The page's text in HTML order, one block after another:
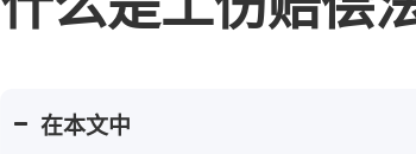
在本文中